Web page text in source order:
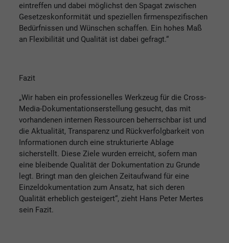
eintreffen und dabei möglichst den Spagat zwischen
Gesetzeskonformität und speziellen firmenspezifischen
Bedürfnissen und Wünschen schaffen. Ein hohes Maß
an Flexibilität und Qualität ist dabei gefragt.“
Fazit
„Wir haben ein professionelles Werkzeug für die Cross-
Media-Dokumentationserstellung gesucht, das mit
vorhandenen internen Ressourcen beherrschbar ist und
die Aktualität, Transparenz und Rückverfolgbarkeit von
Informationen durch eine strukturierte Ablage
sicherstellt. Diese Ziele wurden erreicht, sofern man
eine bleibende Qualität der Dokumentation zu Grunde
legt. Bringt man den gleichen Zeitaufwand für eine
Einzeldokumentation zum Ansatz, hat sich deren
Qualität erheblich gesteigert“, zieht Hans Peter Mertes
sein Fazit.